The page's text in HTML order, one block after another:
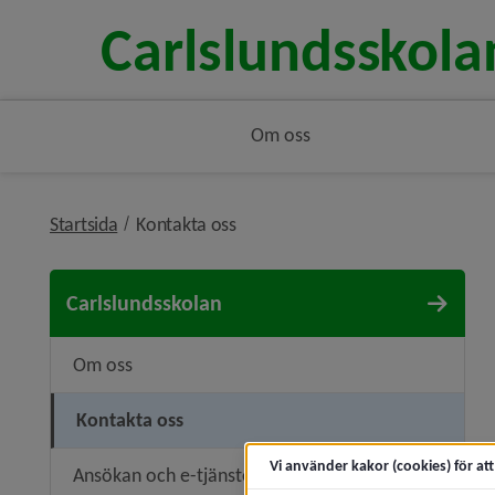
Om oss
Startsida Kontakta ossnivå i brödsmulenavigeringen
Carlslundsskolan
Om oss
Kontakta oss
Ansökan och e-tjänster Vi använder kakor (cookies) för